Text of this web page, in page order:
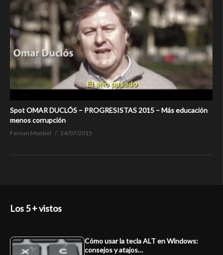
Spot OMAR DUCLÓS – PROGRESISTAS 2015 – Más educación
menos corrupción
Fernan Montiel 24/07/2015
Los 5 + vistos
Cómo usar la tecla ALT en Windows:
consejos y atajos…